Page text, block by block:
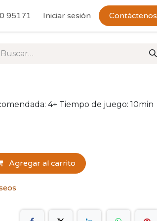
Devoluciones
95171 Iniciar sesión Contáctenos
4+ Tiempo de juego: 10min
Agregar al carrito